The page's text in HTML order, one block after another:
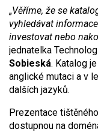
„Věříme, že se
vyhledávat
investovat nebo
jednatelka
Sobieská. Katalog
anglické mutaci a v
dalších jazyků.
Prezentace
dostupnou na